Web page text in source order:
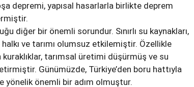
depremi, yapısal hasarlarla birlikte deprem
diğer bir önemli sorundur. Sınırlı su kaynakları,
ve tarımı olumsuz etkilemiştir. Özellikle
kuraklıklar, tarımsal üretimi düşürmüş ve su
Günümüzde, Türkiye’den boru hattıyla
yönelik önemli bir adım olmuştur.